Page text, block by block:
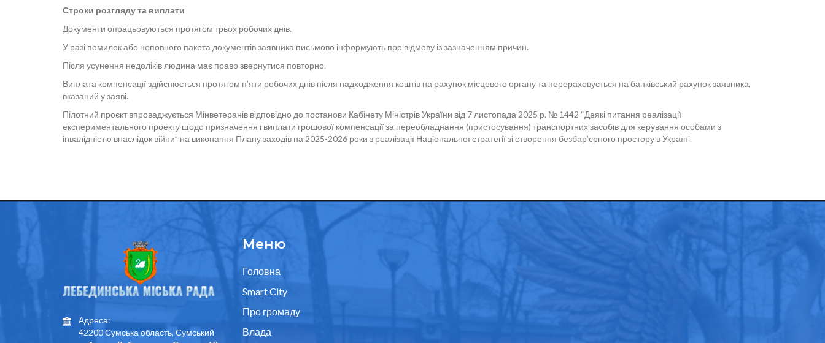
Строки розгляду та виплати
Документи опрацьовуються протягом трьох робочих днів.
У разі помилок або неповного пакета документів заявника письмово інформують про відмову із зазначенням причин.
Після усунення недоліків людина має право звернутися повторно.
Виплата компенсації здійснюється протягом п’яти робочих днів після надходження коштів на рахунок місцевого органу та перераховується на банківський рахунок заявника,
вказаний у заяві.
Пілотний проєкт впроваджується Мінветеранів відповідно до постанови Кабінету Міністрів України від 7 листопада 2025 р. № 1442 “Деякі питання реалізації
експериментального проекту щодо призначення і виплати грошової компенсації за переобладнання (пристосування) транспортних засобів для керування особами з
інвалідністю внаслідок війни” на виконання Плану заходів на 2025-2026 роки з реалізації Національної стратегії зі створення безбар’єрного простору в Україні.
Адреса:
42200 Сумська область, Сумський
Меню
Головна
Smart City
Про громаду
Влада